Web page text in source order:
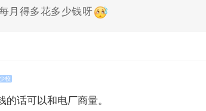
每月得多花多少钱呀
校
的话可以和电厂商量。